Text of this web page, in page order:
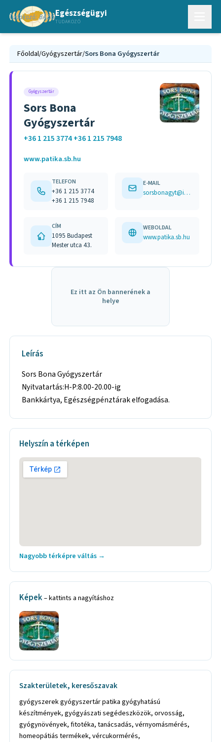
Egészségügyi
TUDAKOZÓ
Főoldal/Gyógyszertár/Sors Bona Gyógyszertár
Gyógyszertár
Sors Bona
Gyógyszertár
+36 1 215 3774 +36 1 215 7948
www.patika.sb.hu
TELEFON
+36 1 215 3774
+36 1 215 7948
E-MAIL
sorsbonagyt@invitel.hu
CÍM
1095 Budapest
Mester utca 43.
WEBOLDAL
www.patika.sb.hu
Ez itt az Ön bannerének a
helye
Leírás
Sors Bona Gyógyszertár
Nyitvatartás:H-P:8.00-20.00-ig
Bankkártya, Egészségpénztárak elfogadása.
Helyszín a térképen
Nagyobb térképre váltás →
Képek– kattints a nagyításhoz
Szakterületek, keresőszavak
gyógyszerek gyógyszertár patika gyógyhatású
készítmények, gyógyászati segédeszközök, orvosság,
gyógynövények, fitotéka, tanácsadás, vérnyomásmérés,
homeopátiás termékek, vércukormérés,